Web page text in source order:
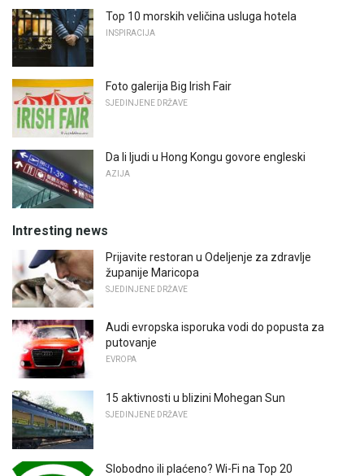
Top 10 morskih veličina usluga hotela
INSPIRACIJA
Foto galerija Big Irish Fair
SJEDINJENE DRŽAVE
Da li ljudi u Hong Kongu govore engleski
AZIJA
Intresting news
Prijavite restoran u Odeljenje za zdravlje
županije Maricopa
SJEDINJENE DRŽAVE
Audi evropska isporuka vodi do popusta za
putovanje
EVROPA
15 aktivnosti u blizini Mohegan Sun
SJEDINJENE DRŽAVE
Slobodno ili plaćeno? Wi-Fi na Top 20